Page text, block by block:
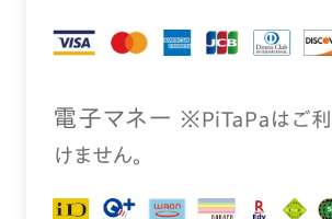
電⼦マネー ※PiTaPaはご
けません。